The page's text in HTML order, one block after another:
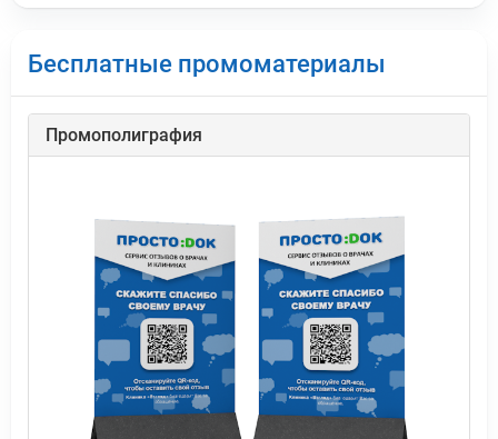
Бесплатные промоматериалы
Промополиграфия